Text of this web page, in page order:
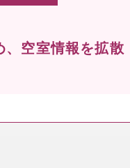
空室情報を拡散